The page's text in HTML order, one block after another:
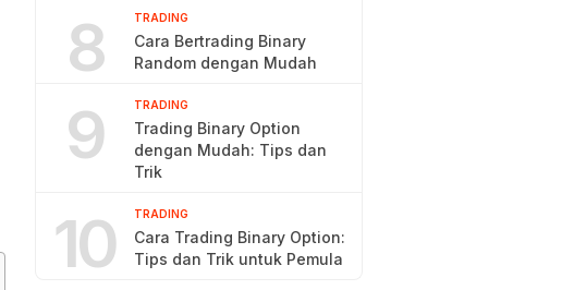
8 TRADING
Cara Bertrading Binary
Random dengan Mudah
9 TRADING
Trading Binary Option
dengan Mudah: Tips dan
Trik
10 TRADING
Cara Trading Binary Option:
Tips dan Trik untuk Pemula